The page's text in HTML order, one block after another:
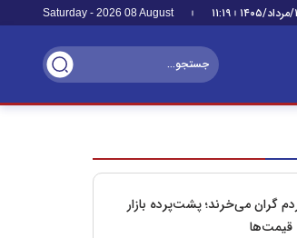
۱۱:۱۹ Saturday - 2026 08 August
گران می‌خرند؛ پشت‌پرده بازار
قیمت‌ها